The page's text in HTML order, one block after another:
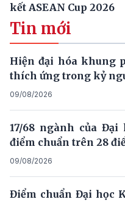
kết ASEAN Cup 2026
Tin mới
Hiện đại hóa khung
thích ứng trong kỷ
09/08/2026
17/68 ngành của
điểm chuẩn trên 28
09/08/2026
Điểm chuẩn Đại học